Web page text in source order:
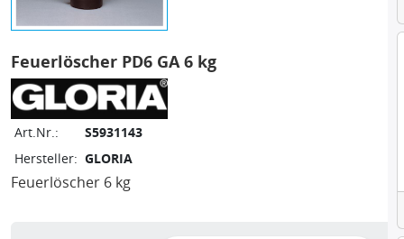
Feuerlöscher PD6 GA 6 kg
Art.Nr.:
S5931143
Hersteller: GLORIA
Feuerlöscher 6 kg